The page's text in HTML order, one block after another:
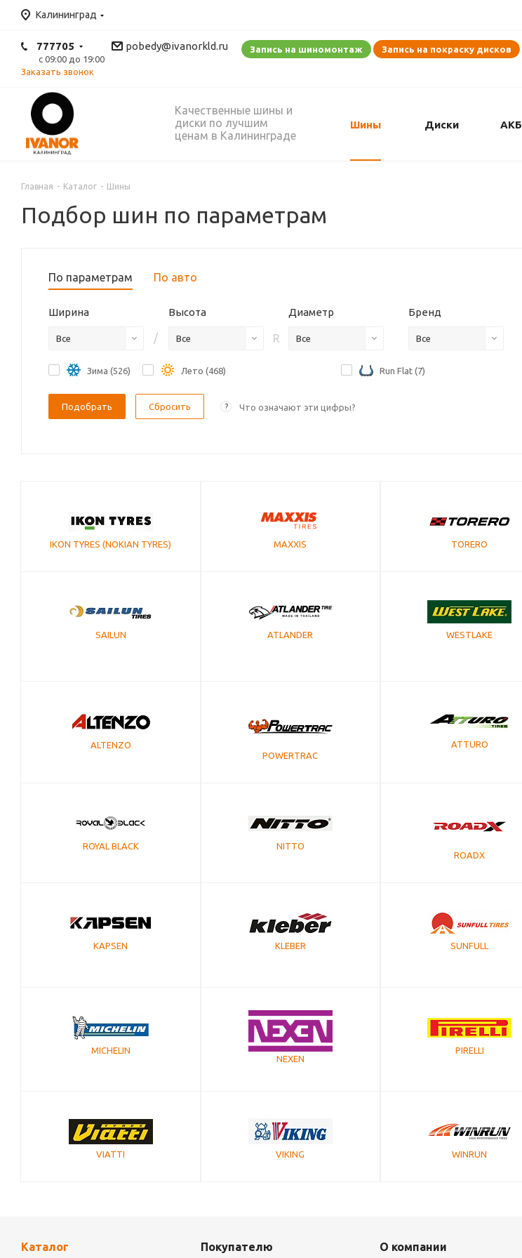
Калининград
777705
с 09:00 до 19:00
pobedy@ivanorkld.ru
Заказать звонок
Запись на шиномонтаж Запись на покраску дисков
Качественные шины и
диски по лучшим
ценам в Калининграде
Шины Диски АКБ
Главная - Каталог - Шины
Подбор шин по параметрам
По параметрам По авто
Ширина
Все
Высота
/ Все
Диаметр
R Все
Бренд
Все
Зима (526) Лето (468) Run Flat (7)
Сбросить ? Что означают эти цифры?
IKON TYRES (NOKIAN TYRES) MAXXIS TORERO
SAILUN ATLANDER WESTLAKE
ALTENZO
POWERTRAC
ATTURO
ROYAL BLACK
NITTO
ROADX
KAPSEN KLEBER SUNFULL
MICHELIN
NEXEN
PIRELLI
VIATTI VIKING WINRUN
Каталог Покупателю О компании